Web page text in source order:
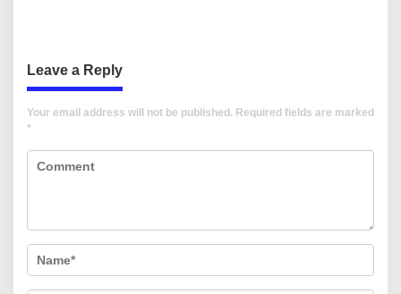
Leave a Reply
Your email address will not be published. Required fields are marked
*